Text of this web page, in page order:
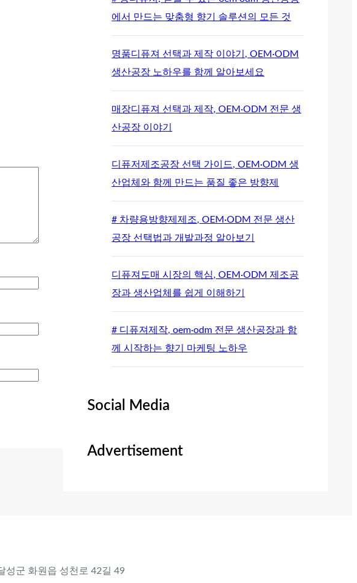
에서 만드는 맞춤형 향기 솔루션의 모든 것
명품디퓨져 선택과 제작 이야기, OEM·ODM
생산공장 노하우를 함께 알아보세요
매장디퓨져 선택과 제작, OEM·ODM 전문 생
산공장 이야기
디퓨저제조공장 선택 가이드, OEM·ODM 생
산업체와 함께 만드는 품질 좋은 방향제
# 차량용방향제제조, OEM·ODM 전문 생산
공장 선택법과 개발과정 알아보기
디퓨져도매 시장의 핵심, OEM·ODM 제조공
장과 생산업체를 쉽게 이해하기
# 디퓨져제작, oem·odm 전문 생산공장과 함
께 시작하는 향기 마케팅 노하우
Social Media
Advertisement
군 화원읍 성천로 42길 49